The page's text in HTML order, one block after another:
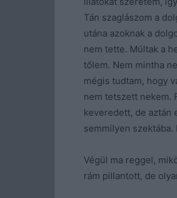
Tán szaglászom a
utána azoknak a
nem tette. Múltak a
tőlem. Nem mintha
mégis tudtam, hogy
nem tetszett nekem.
keveredett, de aztán
semmilyen
Végül ma reggel,
rám pillantott, de